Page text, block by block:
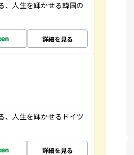
、人生を輝かせる韓国の
詳細を見る
、人生を輝かせるドイツ
詳細を見る